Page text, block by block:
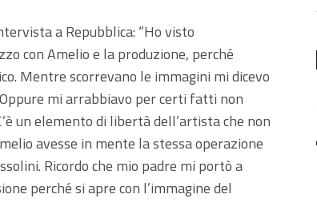
a Repubblica: “Ho visto
con Amelio e la produzione, perché
Mentre scorrevano le immagini mi dicevo
mi arrabbiavo per certi fatti non
un elemento di libertà dell’artista che non
avesse in mente la stessa operazione
Ricordo che mio padre mi portò a
perché si apre con l’immagine del